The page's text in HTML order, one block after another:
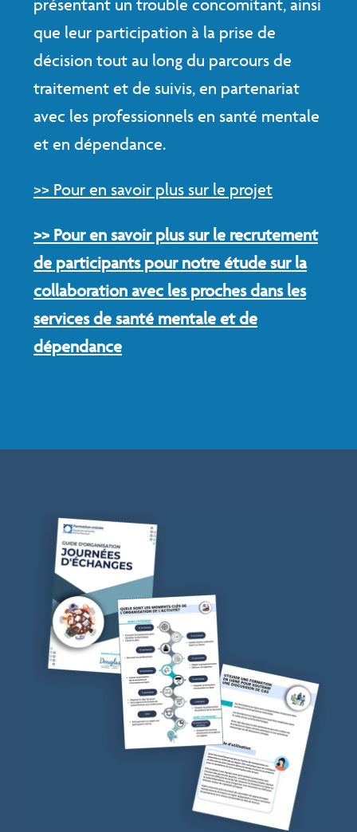
présentant un trouble concomitant, ainsi
que leur participation à la prise de
décision tout au long du parcours de
traitement et de suivis, en partenariat
avec les professionnels en santé mentale
et en dépendance.
>> Pour en savoir plus sur le projet
>> Pour en savoir plus sur le recrutement
de participants pour notre étude sur la
collaboration avec les proches dans les
services de santé mentale et de
dépendance